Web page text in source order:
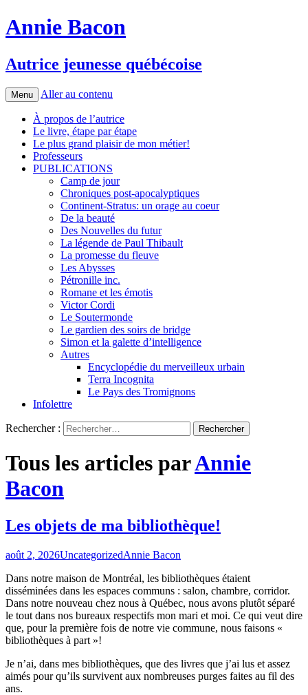
Annie Bacon
Autrice jeunesse québécoise
Menu Aller au contenu
À propos de l’autrice
Le livre, étape par étape
Le plus grand plaisir de mon métier!
Professeurs
PUBLICATIONS
Camp de jour
Chroniques post-apocalyptiques
Continent-Stratus: un orage au coeur
De la beauté
Des Nouvelles du futur
La légende de Paul Thibault
La promesse du fleuve
Les Abysses
Pétronille inc.
Romane et les émotis
Victor Cordi
Le Soutermonde
Le gardien des soirs de bridge
Simon et la galette d’intelligence
Autres
Encyclopédie du merveilleux urbain
Terra Incognita
Le Pays des Tromignons
Infolettre
Rechercher :
Tous les articles parAnnie
Bacon
Les objets de ma bibliothèque!
août 2, 2026UncategorizedAnnie Bacon
Dans notre maison de Montréal, les bibliothèques étaient
disséminées dans les espaces communs : salon, chambre, corridor.
Dans notre nouveau chez nous à Québec, nous avons plutôt séparé
le tout dans nos bureaux respectifs mon mari et moi. Ce qui veut dire
que, pour la première fois de notre vie commune, nous faisons «
bibliothèques à part »!
Je n’ai, dans mes bibliothèques, que des livres que j’ai lus et assez
aimés pour qu’ils survivent aux nombreuses purges faites au fil des
ans.